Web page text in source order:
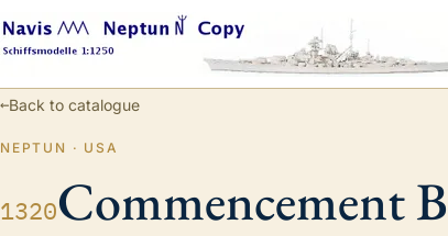
←Back to catalogue
NEPTUN · USA
1320Commencement